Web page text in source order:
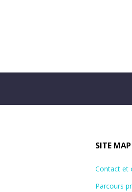
SITE MAP
Contact et
Parcours